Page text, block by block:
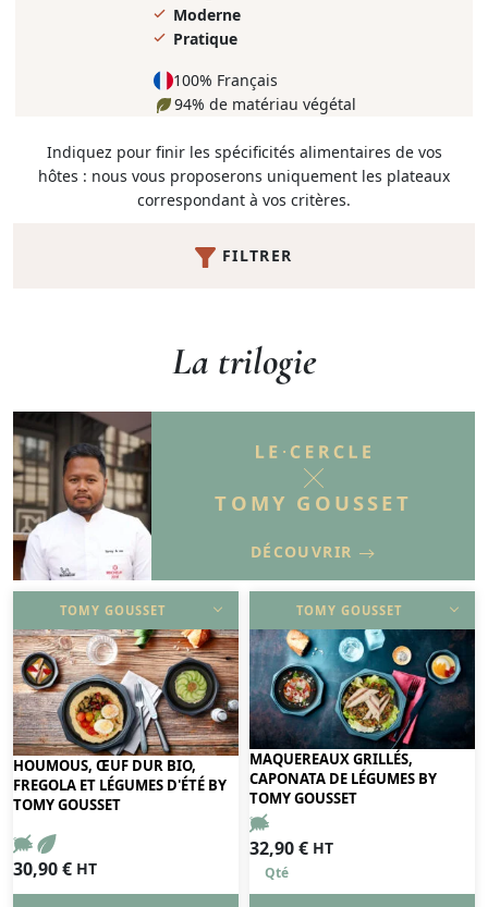
Moderne
Pratique
100% Français
94% de matériau végétal
Indiquez pour finir les spécificités alimentaires de vos
hôtes : nous vous proposerons uniquement les plateaux
correspondant à vos critères.
FILTRER
La trilogie
TOMY GOUSSET
DÉCOUVRIR
TOMY GOUSSET
DÉCOUVRIR
HOUMOUS, ŒUF DUR BIO,
FREGOLA ET LÉGUMES D'ÉTÉ BY
TOMY GOUSSET
30,90€ HT
TOMY GOUSSET
DÉCOUVRIR
MAQUEREAUX GRILLÉS,
CAPONATA DE LÉGUMES BY
TOMY GOUSSET
32,90€ HT